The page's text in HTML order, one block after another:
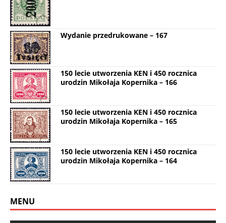
Wydanie przedrukowane – 167
150 lecie utworzenia KEN i 450 rocznica
urodzin Mikołaja Kopernika – 166
150 lecie utworzenia KEN i 450 rocznica
urodzin Mikołaja Kopernika – 165
150 lecie utworzenia KEN i 450 rocznica
urodzin Mikołaja Kopernika – 164
MENU